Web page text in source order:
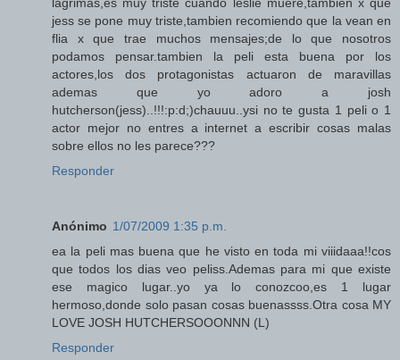
jess se pone muy triste,tambien recomiendo que la vean en
flia x que trae muchos mensajes;de lo que nosotros
podamos pensar.tambien la peli esta buena por los
actores,los dos protagonistas actuaron de maravillas
ademas que yo adoro a josh
hutcherson(jess)..!!!:p:d;)chauuu..ysi no te gusta 1 peli o 1
actor mejor no entres a internet a escribir cosas malas
sobre ellos no les parece???
Responder
Anónimo 1/07/2009 1:35 p.m.
ea la peli mas buena que he visto en toda mi viiidaaa!!cos
que todos los dias veo peliss.Ademas para mi que existe
ese magico lugar..yo ya lo conozcoo,es 1 lugar
hermoso,donde solo pasan cosas buenassss.Otra cosa MY
LOVE JOSH HUTCHERSOOONNN (L)
Responder